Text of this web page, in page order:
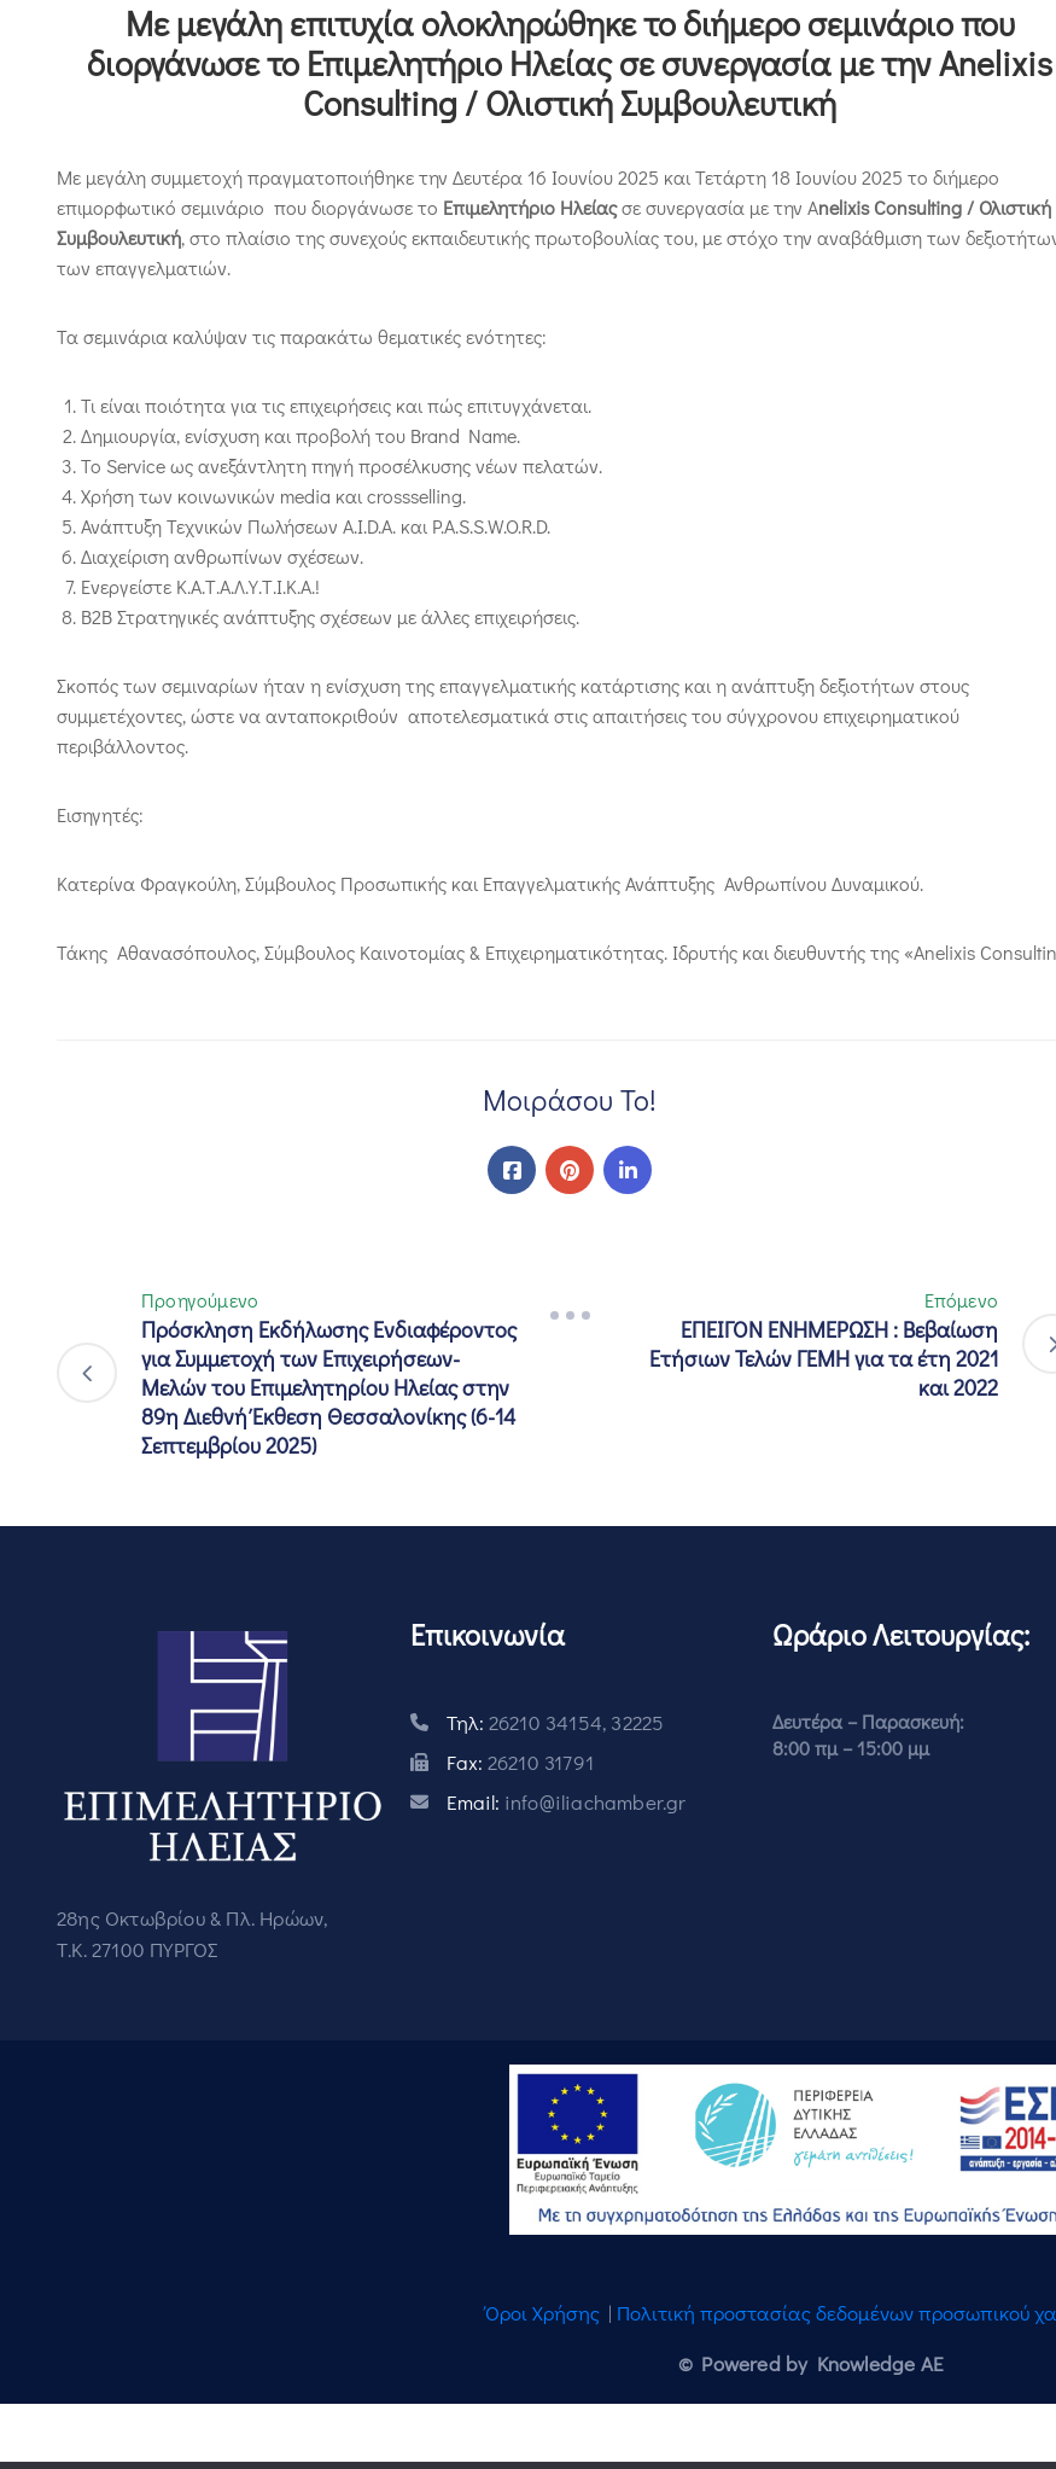
Με μεγάλη επιτυχία ολοκληρώθηκε το διήμερο σεμινάριο που
διοργάνωσε το Επιμελητήριο Ηλείας σε συνεργασία με την Anelixis
Consulting / Ολιστική Συμβουλευτική
Με μεγάλη συμμετοχή πραγματοποιήθηκε την Δευτέρα 16 Ιουνίου 2025 και Τετάρτη 18 Ιουνίου 2025 το διήμερο
επιμορφωτικό σεμινάριο που διοργάνωσε το Επιμελητήριο Ηλείαςσε συνεργασία με την Anelixis Consulting / Ολιστική
Συμβουλευτική, στο πλαίσιο της συνεχούς εκπαιδευτικής πρωτοβουλίας του, με στόχο την αναβάθμιση των
των επαγγελματιών.
Τα σεμινάρια καλύψαν τις παρακάτω θεματικές ενότητες:
Τι είναι ποιότητα για τις επιχειρήσεις και πώς επιτυγχάνεται.
Δημιουργία, ενίσχυση και προβολή του Brand Name.
Το Service ως ανεξάντλητη πηγή προσέλκυσης νέων πελατών.
Χρήση των κοινωνικών media και crossselling.
Ανάπτυξη Τεχνικών Πωλήσεων A.I.D.A. και P.A.S.S.W.O.R.D.
Διαχείριση ανθρωπίνων σχέσεων.
Ενεργείστε Κ.Α.Τ.Α.Λ.Υ.Τ.Ι.Κ.Α.!
Β2Β Στρατηγικές ανάπτυξης σχέσεων με άλλες επιχειρήσεις.
Σκοπός των σεμιναρίων ήταν η ενίσχυση της επαγγελματικής κατάρτισης και η ανάπτυξη δεξιοτήτων στους
συμμετέχοντες, ώστε να ανταποκριθούν αποτελεσματικά στις απαιτήσεις του σύγχρονου επιχειρηματικού
περιβάλλοντος.
Εισηγητές:
Κατερίνα Φραγκούλη, Σύμβουλος Προσωπικής και Επαγγελματικής Ανάπτυξης Ανθρωπίνου Δυναμικού.
Τάκης Αθανασόπουλος, Σύμβουλος Καινοτομίας & Επιχειρηματικότητας. Ιδρυτής και διευθυντής της «Anelixis
Μοιράσου Το!
Προηγούμενο
Πρόσκληση Εκδήλωσης Ενδιαφέροντος
για Συμμετοχή των Επιχειρήσεων-
Μελών του Επιμελητηρίου Ηλείας στην
89η Διεθνή Έκθεση Θεσσαλονίκης (6-14
Σεπτεμβρίου 2025)
Επόμενο
ΕΠΕΙΓΟΝ ΕΝΗΜΕΡΩΣΗ : Βεβαίωση
Ετήσιων Τελών ΓΕΜΗ για τα έτη 2021
και 2022
28ης Οκτωβρίου & Πλ. Ηρώων,
Τ.Κ. 27100 ΠΥΡΓΟΣ
Επικοινωνία
Τηλ: 26210 34154, 32225
Fax: 26210 31791
Email: info@iliachamber.gr
Ωράριο Λειτουργίας:
Δευτέρα – Παρασκευή:
8:00 πμ – 15:00 μμ
Όροι Χρήσης | Πολιτική προστασίας δεδομένων προσωπικού
© Powered by Knowledge AE